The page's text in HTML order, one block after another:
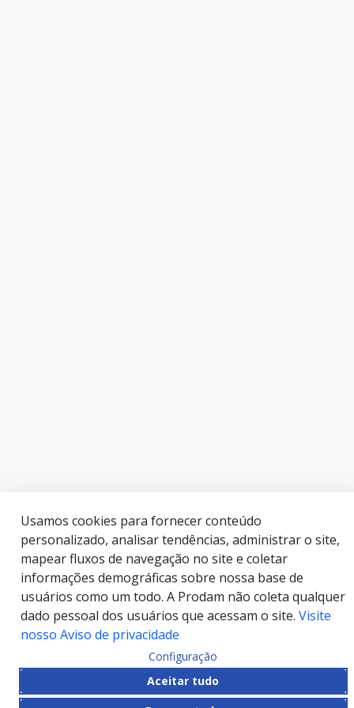
Usamos cookies para fornecer conteúdo
personalizado, analisar tendências, administrar o site,
mapear fluxos de navegação no site e coletar
informações demográficas sobre nossa base de
usuários como um todo. A Prodam não coleta qualquer
dado pessoal dos usuários que acessam o site. Visite
nosso Aviso de privacidade
Configuração
Aceitar tudo